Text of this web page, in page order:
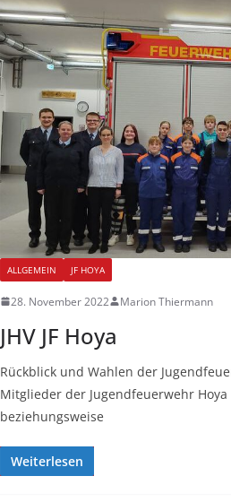
ALLGEMEIN JF HOYA
28. November 2022 Marion Thiermann
JHV JF Hoya
Rückblick und Wahlen der
Mitglieder der Jugendfeuerwehr
beziehungsweise
Weiterlesen